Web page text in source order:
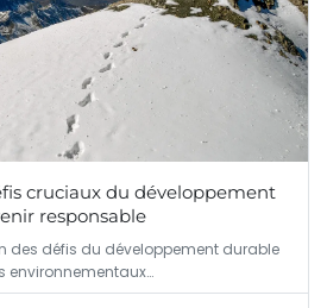
cruciaux du développement
responsable
des défis du développement durable
environnementaux…